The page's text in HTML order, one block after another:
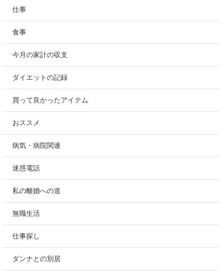
仕事
食事
今月の家計の収支
ダイエットの記録
買って良かったアイテム
おススメ
病気・病院関連
迷惑電話
私の離婚への道
無職生活
仕事探し
ダンナとの別居